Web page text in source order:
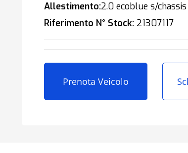
Allestimento:2.0 ecoblue s/
Riferimento N° Stock:21307117
Prenota Veicolo